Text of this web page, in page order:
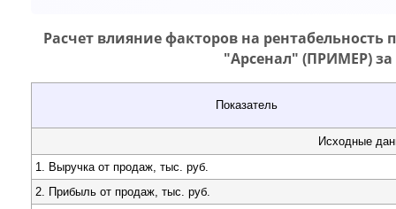
Расчет влияние факторов на
"Арсенал" (ПРИМЕР) за
Показатель
Исходные
1. Выручка от продаж, тыс. руб.
2. Прибыль от продаж, тыс. руб.